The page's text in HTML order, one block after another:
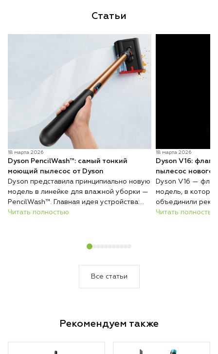
Статьи
18 марта 2026
Dyson PencilWash™: самый тонкий
моющий пылесос от Dyson
Dyson представила принципиально новую
модель в линейке для влажной уборки —
PencilWash™. Главная идея устройства:
сверхтонкий и лёгкий корпус без каких-
Читать полностью
18 марта 2026
Dyson V16:
пылесос нового
Dyson V16 —
модель, в
объединили
всасывания,
Читать полностью
Все статьи
Рекомендуем также